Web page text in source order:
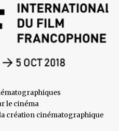
le cinéma
création cinématographique